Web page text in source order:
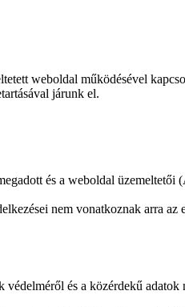
weboldal működésével
járunk el.
és a weboldal üzemeltetői
nem vonatkoznak arra az
védelméről és a közérdekű